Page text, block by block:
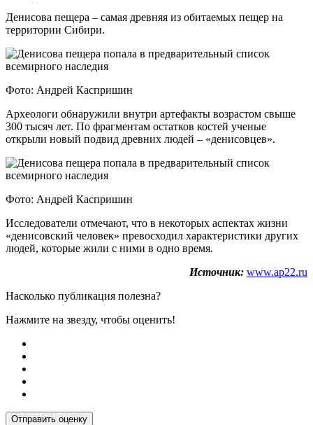
Денисова пещера – самая древняя из обитаемых пещер на
территории Сибири.
Фото: Андрей Каспришин
Археологи обнаружили внутри артефакты возрастом свыше
300 тысяч лет. По фрагментам остатков костей ученые
открыли новый подвид древних людей – «денисовцев».
Фото: Андрей Каспришин
Исследователи отмечают, что в некоторых аспектах жизни
«денисовский человек» превосходил характеристики других
людей, которые жили с ними в одно время.
Источник: www.ap22.ru
Насколько публикация полезна?
Нажмите на звезду, чтобы оценить!
Отправить оценку